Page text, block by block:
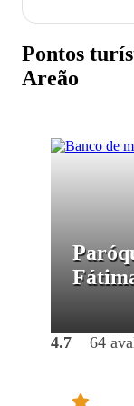
Pontos
Areão
4.7 64